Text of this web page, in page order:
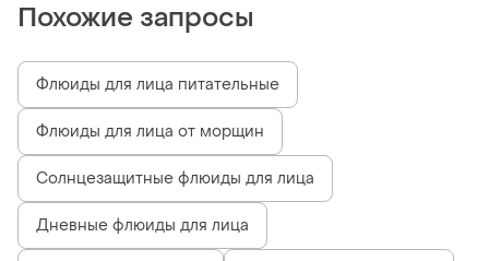
Похожие запросы
Флюиды для лица питательные
Флюиды для лица от морщин
Солнцезащитные флюиды для лица
Дневные флюиды для лица